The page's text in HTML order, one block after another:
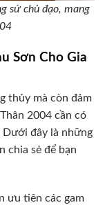
sứ chủ đạo, mang
Sơn Cho Gia
thủy mà còn đảm
2004 cần có
đây là những
chia sẻ để bạn
ưu tiên các gam